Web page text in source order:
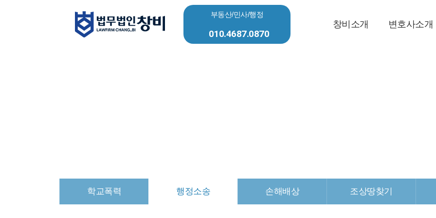
부동산/민사/행정
010.4687.0870
창비소개 변호사소개
학교폭력 행정소송 손해배상 조상땅찾기